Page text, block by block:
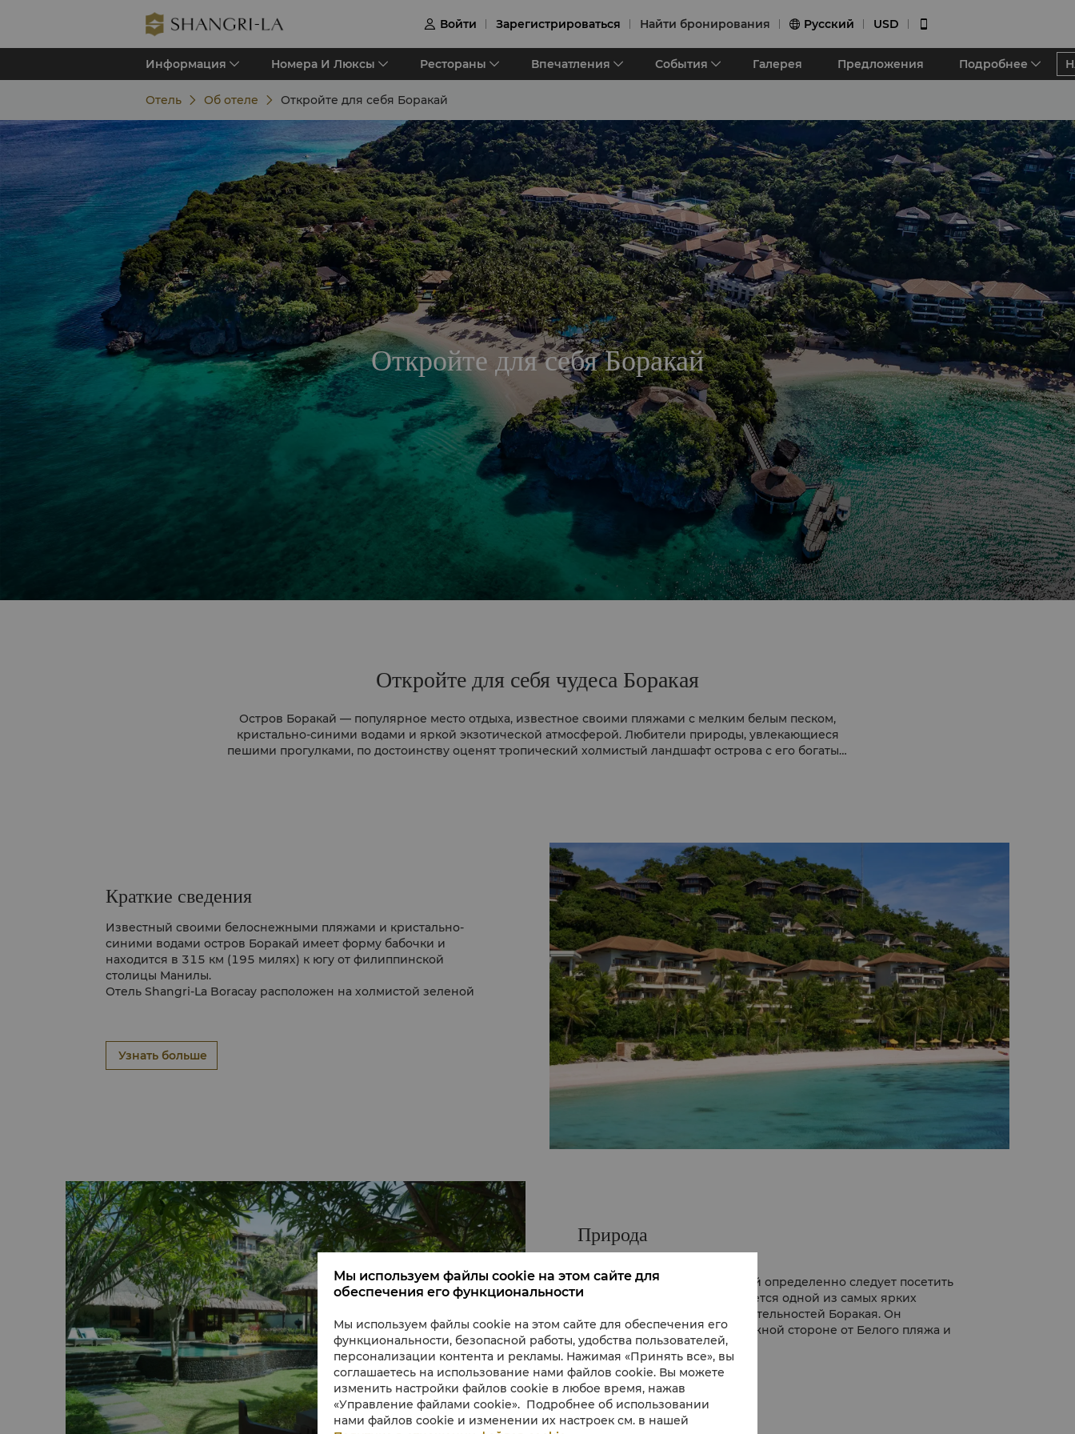
 Войти Зарегистрироваться Найти бронирования  Pусский USD 
Информация Номера И Люксы Рестораны Впечатления События Галерея Предложения Подробнее
Отель Об отеле Откройте для себя Боракай
Откройте для себя Боракай
Откройте для себя чудеса Боракая
Остров Боракай — популярное место отдыха, известное своими пляжами с мелким белым песком,
кристально-синими водами и яркой экзотической атмосферой. Любители природы, увлекающиеся
пешими прогулками, по достоинству оценят тропический холмистый ландшафт острова с его богатым
Краткие сведения
Известный своими белоснежными пляжами и кристально-
синими водами остров Боракай имеет форму бабочки и
находится в 315 км (195 милях) к югу от филиппинской
столицы Манилы.
Отель Shangri-La Boracay расположен на холмистой зеленой
предлагая красочные магазины и рестораны, широкий выбор
пляжных развлечений и водных видов спорта, а также
нетронутые пляжи, живописные природные тропы, богатую
Узнать больше
Природа
Любителям острых ощущений определенно следует посетить
пляж Булабог, который считается одной из самых ярких
туристических достопримечательностей Боракая. Он
расположен на противоположной стороне от Белого пляжа и
идеально подходит для занятий многими видами ветрового
спорта.
Виндсерфинг и кайтсерфинг подарят вам множество приятных
впечатлений, особенно в первые месяцы года, когда скорость
ветра просто идеальна для этих видов спорта.
Ферма бабочек
Чтобы сменить обстановку и отдохнуть от овеваемых ветрами
Узнать больше
Мы используем файлы cookie на этом сайте для
обеспечения его функциональности
Мы используем файлы cookie на этом сайте для обеспечения его
функциональности, безопасной работы, удобства пользователей,
персонализации контента и рекламы. Нажимая «Принять все», вы
соглашаетесь на использование нами файлов cookie. Вы можете
изменить настройки файлов cookie в любое время, нажав
«Управление файлами cookie». Подробнее об использовании
нами файлов cookie и изменении их настроек см. в нашей